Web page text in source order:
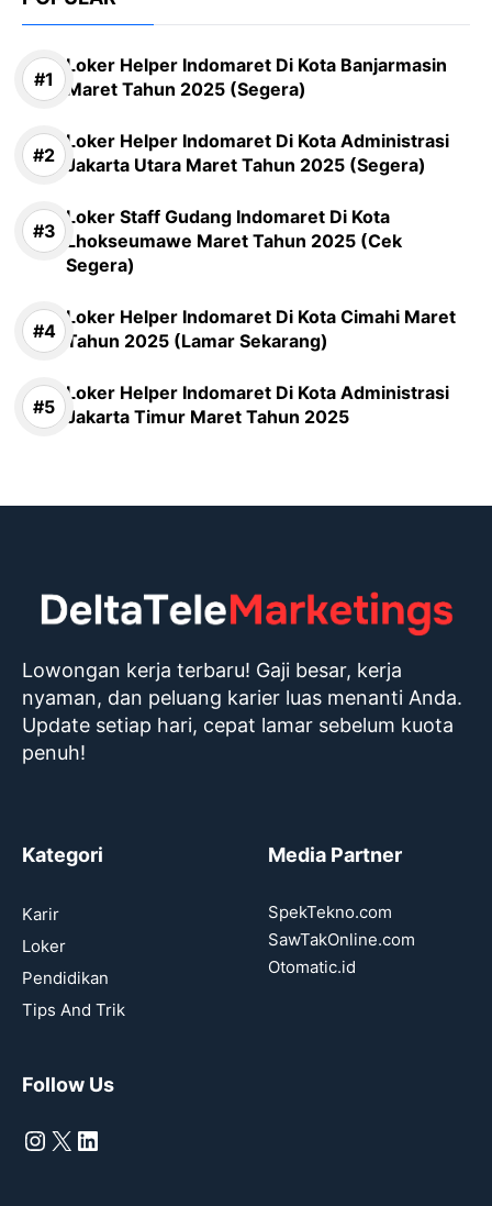
Loker Helper Indomaret Di Kota Banjarmasin
Maret Tahun 2025 (Segera)
Loker Helper Indomaret Di Kota Administrasi
Jakarta Utara Maret Tahun 2025 (Segera)
Loker Staff Gudang Indomaret Di Kota
Lhokseumawe Maret Tahun 2025 (Cek
Segera)
Loker Helper Indomaret Di Kota Cimahi Maret
Tahun 2025 (Lamar Sekarang)
Loker Helper Indomaret Di Kota Administrasi
Jakarta Timur Maret Tahun 2025
Lowongan kerja terbaru! Gaji besar, kerja
nyaman, dan peluang karier luas menanti Anda.
Update setiap hari, cepat lamar sebelum kuota
penuh!
Kategori
Karir
Loker
Pendidikan
Tips And Trik
Media Partner
SpekTekno.com
SawTakOnline.com
Otomatic.id
Follow Us
Instagram
X LinkedIn